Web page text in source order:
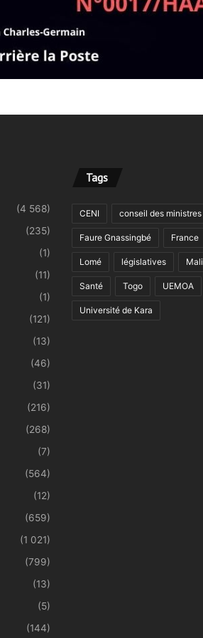
(4 568)
(235)
(1)
(11)
(1)
(121)
(13)
(46)
(31)
(216)
(268)
(7)
(564)
(12)
(659)
(1 021)
(799)
(13)
(5)
(144)
Tags
CENI conseil des ministres
Faure Gnassingbé France
Lomé législatives Mali
Santé Togo UEMOA
Université de Kara